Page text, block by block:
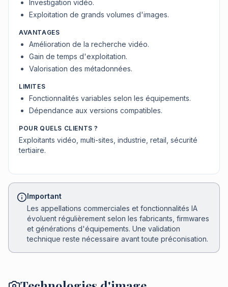
Investigation vidéo.
Exploitation de grands volumes d'images.
AVANTAGES
Amélioration de la recherche vidéo.
Gain de temps d'exploitation.
Valorisation des métadonnées.
LIMITES
Fonctionnalités variables selon les équipements.
Dépendance aux versions compatibles.
POUR QUELS CLIENTS ?
Exploitants vidéo, multi-sites, industrie, retail, sécurité
tertiaire.
Important
Les appellations commerciales et fonctionnalités IA
évoluent régulièrement selon les fabricants, firmwares
et générations d'équipements. Une validation
technique reste nécessaire avant toute préconisation.